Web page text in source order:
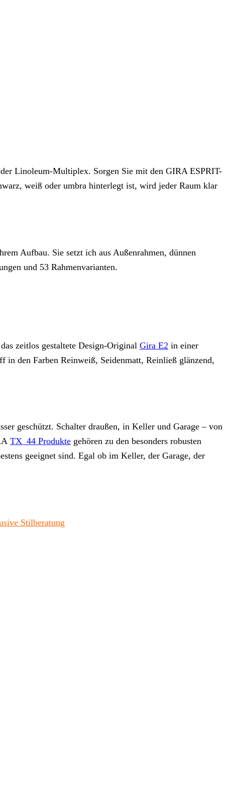
Linoleum-Multiplex. Sorgen Sie mit den GIRA ESPRIT-
weiß oder umbra hinterlegt ist, wird jeder Raum klar
Aufbau. Sie setzt ich aus Außenrahmen, dünnen
und 53 Rahmenvarianten.
zeitlos gestaltete Design-Original Gira E2 in einer
den Farben Reinweiß, Seidenmatt, Reinließ glänzend,
geschützt. Schalter draußen, in Keller und Garage – von
TX_44 Produkte gehören zu den besonders robusten
geeignet sind. Egal ob im Keller, der Garage, der
Stilberatung